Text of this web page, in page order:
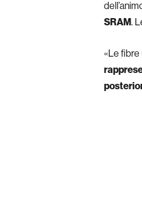
SRAM.
«Le fibre